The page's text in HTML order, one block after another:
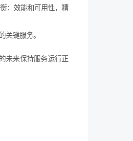
：效能和可用性，精
关键服务。
未来保持服务运行正